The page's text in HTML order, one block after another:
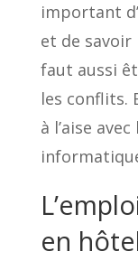
important
et de savoir
faut aussi
les conflits.
à l’aise
en